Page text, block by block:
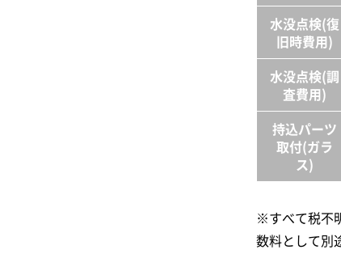
水没点検(復
旧時費用)
水没点検(調
査費用)
持込パーツ
取付(ガラ
ス)
※すべて税不
数料として別